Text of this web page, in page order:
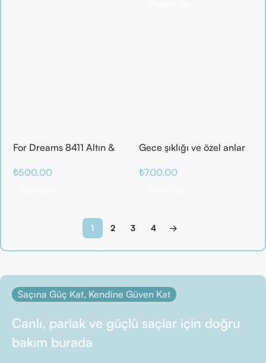
For Dreams 8411 Altın &
Takımı
₺500.00
Gece şıklığı ve özel anlar
₺700.00
1 2 3 4 →
Saçına Güç Kat, Kendine Güven Kat
Canlı, parlak ve güçlü saçlar için doğru
bakım burada